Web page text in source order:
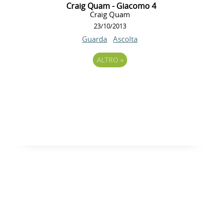
Craig Quam - Giacomo 4
Craig Quam
23/10/2013
Guarda Ascolta
ALTRO »